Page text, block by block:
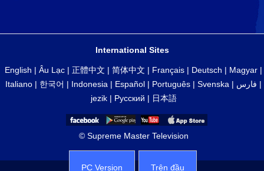
International Sites
English | Âu Lạc | 正體中文 | 简体中文 | Français | Deutsch | Magyar |
Italiano | 한국어 | Indonesia | Español | Português | Svenska | فارس |
jezik| Русский | 日本語
© Supreme Master Television
PC Version Trên đầu